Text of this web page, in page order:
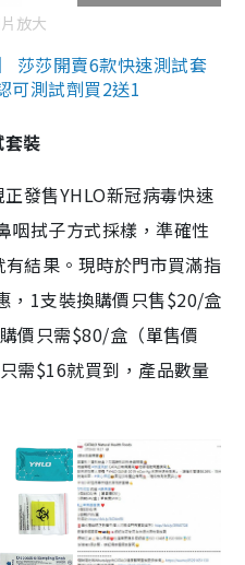
放大
莎莎開賣6款快速測試套
可測試劑買2送1
裝
發售YHLO新冠病毒快速
咽拭子方式採樣，準確性
結果。現時於門市買滿指
，1支裝換購價只售$20/盒
價只需$80/盒（單售價
需$16就買到，產品數量